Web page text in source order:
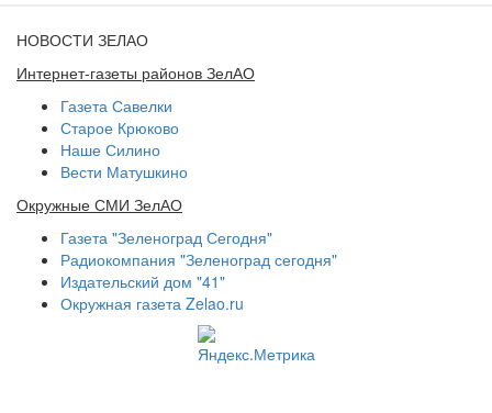
НОВОСТИ ЗЕЛАО
Интернет-газеты районов ЗелАО
Газета Савелки
Старое Крюково
Наше Силино
Вести Матушкино
Окружные СМИ ЗелАО
Газета "Зеленоград Сегодня"
Радиокомпания "Зеленоград сегодня"
Издательский дом "41"
Окружная газета Zelao.ru